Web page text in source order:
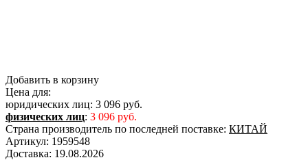
Добавить в корзину
Цена для:
юридических лиц: 3 096 руб.
физических лиц: 3 096 руб.
Страна производитель по последней поставке: КИТАЙ
Артикул: 1959548
Доставка: 19.08.2026